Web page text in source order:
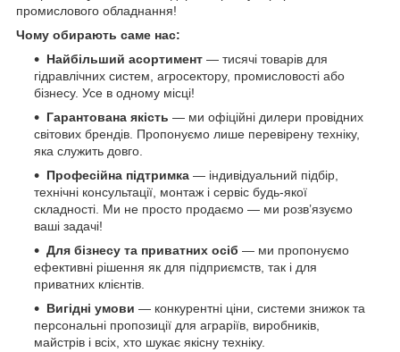
промислового обладнання!
Чому обирають саме нас:
Найбільший асортимент — тисячі товарів для
гідравлічних систем, агросектору, промисловості або
бізнесу. Усе в одному місці!
Гарантована якість — ми офіційні дилери провідних
світових брендів. Пропонуємо лише перевірену техніку,
яка служить довго.
Професійна підтримка — індивідуальний підбір,
технічні консультації, монтаж і сервіс будь-якої
складності. Ми не просто продаємо — ми розв’язуємо
ваші задачі!
Для бізнесу та приватних осіб — ми пропонуємо
ефективні рішення як для підприємств, так і для
приватних клієнтів.
Вигідні умови — конкурентні ціни, системи знижок та
персональні пропозиції для аграріїв, виробників,
майстрів і всіх, хто шукає якісну техніку.